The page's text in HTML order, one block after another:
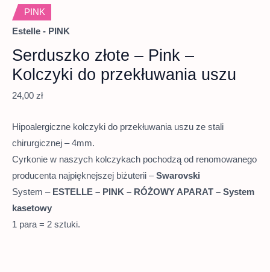
PINK
Estelle - PINK
Serduszko złote – Pink –
Kolczyki do przekłuwania uszu
24,00 zł
Hipoalergiczne kolczyki do przekłuwania uszu ze stali
chirurgicznej – 4mm.
Cyrkonie w naszych kolczykach pochodzą od renomowanego
producenta najpięknejszej biżuterii –Swarovski
System – ESTELLE – PINK – RÓŻOWY APARAT – System
kasetowy
1 para = 2 sztuki.